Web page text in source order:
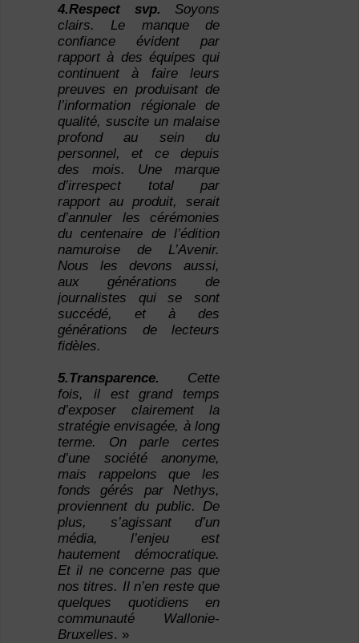
4.Respect svp. Soyons
clairs. Le manque de
confiance évident par
rapport à des équipes qui
continuent à faire leurs
preuves en produisant de
l’information régionale de
qualité, suscite un malaise
profond au sein du
personnel, et ce depuis
des mois. Une marque
d’irrespect total par
rapport au produit, serait
d’annuler les cérémonies
du centenaire de l’édition
namuroise de L’Avenir.
Nous les devons aussi,
aux générations de
journalistes qui se sont
succédé, et à des
générations de lecteurs
fidèles.
5.Transparence.
Cette
fois, il est grand temps
d’exposer clairement la
stratégie envisagée, à long
terme. On parle certes
d’une société anonyme,
mais rappelons que les
fonds gérés par Nethys,
proviennent du public. De
plus, s’agissant d’un
média, l’enjeu est
hautement démocratique.
Et il ne concerne pas que
nos titres. Il n’en reste que
quelques quotidiens en
communauté Wallonie-
Bruxelles. »